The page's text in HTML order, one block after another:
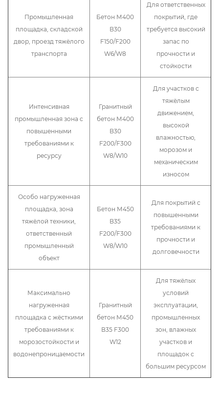
Промышленная
площадка, складской
двор, проезд тяжёлого
транспорта
Бетон М400
В30
F150/F200
W6/W8
Для ответственных
покрытий, где
требуется высокий
запас по
прочности и
стойкости
Интенсивная
промышленная зона с
повышенными
требованиями к
ресурсу
Гранитный
бетон М400
В30
F200/F300
W8/W10
Для участков с
тяжёлым
движением,
высокой
влажностью,
морозом и
механическим
износом
Особо нагруженная
площадка, зона
тяжёлой техники,
ответственный
промышленный
объект
Бетон М450
В35
F200/F300
W8/W10
Для покрытий с
повышенными
требованиями к
прочности и
долговечности
Максимально
нагруженная
площадка с жёсткими
требованиями к
морозостойкости и
водонепроницаемости
Гранитный
бетон М450
В35 F300
W12
Для тяжёлых
условий
эксплуатации,
промышленных
зон, влажных
участков и
площадок с
большим ресурсом